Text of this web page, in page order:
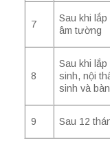
7
Sau khi
âm tường
8
Sau khi
sinh, nội
sinh và
9 Sau 12